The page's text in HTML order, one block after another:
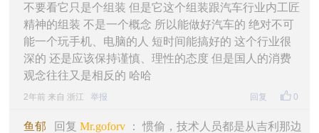
不要看它只是个组装 但是它这个组装跟汽车行业内工匠
精神的组装 不是一个概念 所以能做好汽车的 绝对不可
能一个玩手机、电脑的人 短时间能搞好的 这个行业很
深的 还是应该保持谨慎、理性的态度 但是国人的消费
观念往往又是相反的 哈哈
0
2年前 来自 浙江 举报 回复
鱼郁 回复 Mr.goforv ： 惯偷，技术人员都是从吉利那边